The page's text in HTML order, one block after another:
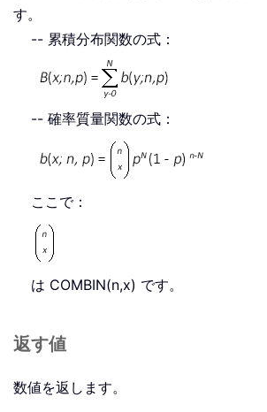
す。
-- 累積分布関数の式：
-- 確率質量関数の式：
ここで：
は COMBIN(n,x) です。
返す値
数値を返します。